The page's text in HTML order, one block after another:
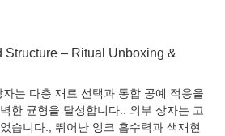
– Ritual Unboxing &
는 다층 재료 선택과 통합 공예 적용을
한 균형을 달성합니다.. 외부 상자는 고
습니다., 뛰어난 잉크 흡수력과 색재현